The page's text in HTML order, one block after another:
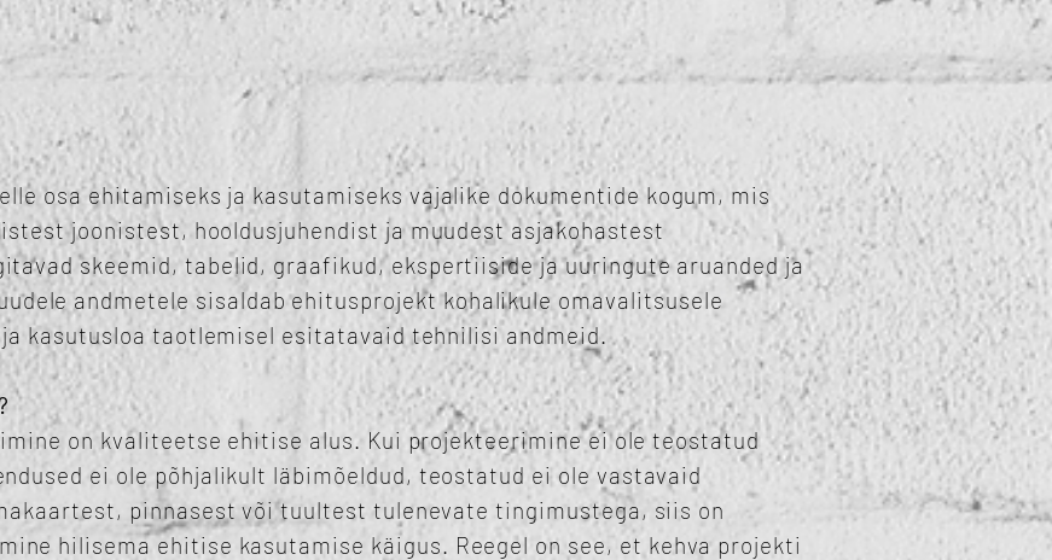
osa ehitamiseks ja kasutamiseks vajalike dokumentide kogum, mis
joonistest, hooldusjuhendist ja muudest asjakohastest
skeemid, tabelid, graafikud, ekspertiiside ja uuringute aruanded ja
andmetele sisaldab ehitusprojekt kohalikule omavalitsusele
kasutusloa taotlemisel esitatavaid tehnilisi andmeid.
on kvaliteetse ehitise alus. Kui projekteerimine ei ole teostatud
ei ole põhjalikult läbimõeldud, teostatud ei ole vastavaid
pinnasest või tuultest tulenevate tingimustega, siis on
hilisema ehitise kasutamise käigus. Reegel on see, et kehva projekti